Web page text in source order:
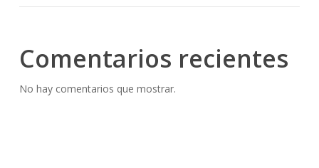
Comentarios recientes
No hay comentarios que mostrar.